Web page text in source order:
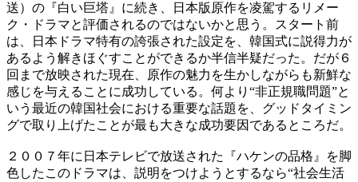
送）の『白い巨塔』に続き、日本版原作を凌駕するリメー
ク・ドラマと評価されるのではないかと思う。スタート前
は、日本ドラマ特有の誇張された設定を、韓国式に説得力が
あるよう解きほぐすことができるか半信半疑だった。だが６
回まで放映された現在、原作の魅力を生かしながらも新鮮な
感じを与えることに成功している。何より“非正規職問題”と
いう最近の韓国社会における重要な話題を、グッドタイミン
グで取り上げたことが最も大きな成功要因であるところだ。
２００７年に日本テレビで放送された『ハケンの品格』を脚
色したこのドラマは、説明をつけようとするなら“社会生活